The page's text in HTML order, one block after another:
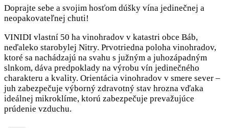
Doprajte sebe a svojim hosťom dúšky vína jedinečnej a
neopakovateľnej chu­ti!
VINIDI vlastní 50 ha vinohradov v katastri obce Báb,
neďaleko starobylej Nitry. Prvotriedna poloha vinohradov,
ktoré sa nachádzajú na svahu s južným a juhozápadným
slnkom, dáva predpoklady na výrobu vín jedinečného
charakteru a kvality. Orientácia vinohradov v smere sever –
juh zabezpečuje výborný zdravotný stav hrozna vďaka
ideálnej mikroklíme, ktorú zabezpečuje prevažujúce
prúdenie vzduchu.